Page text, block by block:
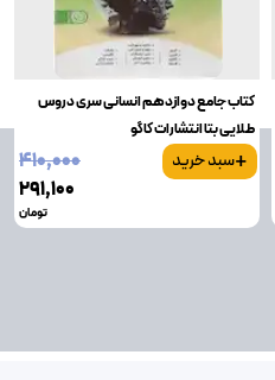
کتاب جامع دوازدهم انسانی سری دروس
طلایی بتا انتشارات کاگو
+سبد خرید
۴۱۰٬۰۰۰
۲۹۱٬۱۰۰
تومان